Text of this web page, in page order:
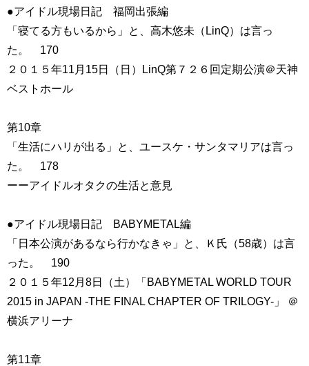
●アイドル現場日記 福岡出張編
「寝てる方もいるから」と、高木悠未（LinQ）は言っ
た。 170
２０１５年11月15日（日）LinQ第７２６回定期公演＠天神
ベストホール
第10章
「生活にハリが出る」と、ユースケ・サンタマリアは言っ
た。 178
ーーアイドルオタクの生活と意見
●アイドル現場日記 BABYMETAL編
「日本公演があるなら行かなきゃ」と、Ｋ氏（58歳）は言
った。 190
２０１５年12月8日（土）「BABYMETAL WORLD TOUR
2015 in JAPAN -THE FINAL CHAPTER OF TRILOGY-」 ＠
横浜アリーナ
第11章